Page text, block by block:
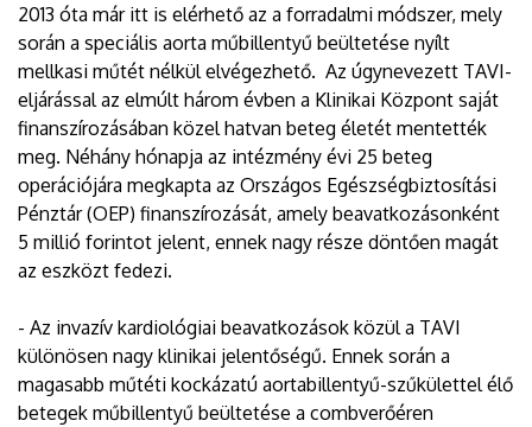
2013 óta már itt is elérhető az a forradalmi módszer, mely
során a speciális aorta műbillentyű beültetése nyílt
mellkasi műtét nélkül elvégezhető. Az úgynevezett TAVI-
eljárással az elmúlt három évben a Klinikai Központ saját
finanszírozásában közel hatvan beteg életét mentették
meg. Néhány hónapja az intézmény évi 25 beteg
operációjára megkapta az Országos Egészségbiztosítási
Pénztár (OEP) finanszírozását, amely beavatkozásonként
5 millió forintot jelent, ennek nagy része döntően magát
az eszközt fedezi.
- Az invazív kardiológiai beavatkozások közül a TAVI
különösen nagy klinikai jelentőségű. Ennek során a
magasabb műtéti kockázatú aortabillentyű-szűkülettel élő
betegek műbillentyű beültetése a combverőéren